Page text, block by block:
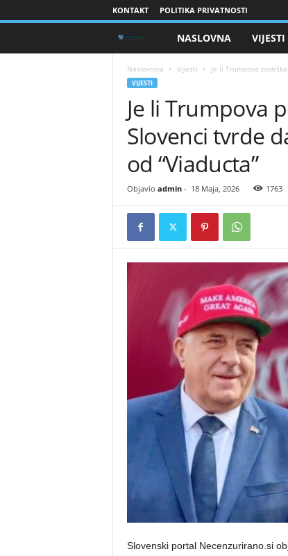
KONTAKT POLITIKA PRIVATNOSTI
a
i
o
i
NASLOVNA VIJESTI
Naslovnica Vijesti ​Je li Trumpova
VIJESTI
​Je li Trumpova
Slovenci tvrde
od “Viaducta”
Objavio admin- 18 Maja, 2026 1763
Slovenski portal Necenzurirano.si